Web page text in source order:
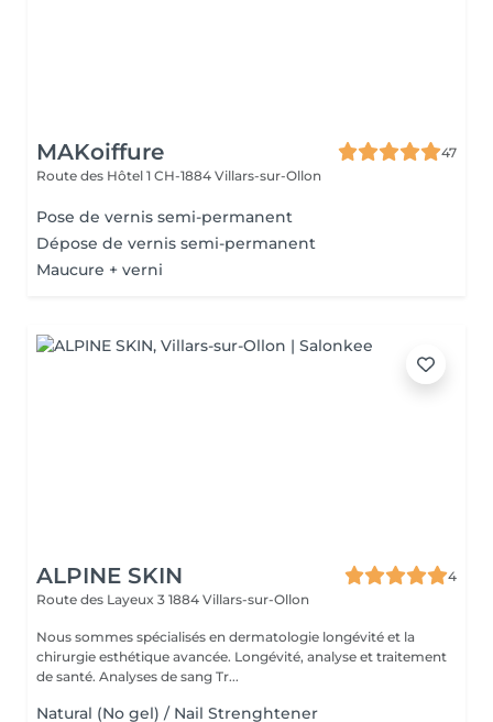
MAKoiffure
47
Route des Hôtel 1 CH-1884 Villars-sur-Ollon
Pose de vernis semi-permanent
Dépose de vernis semi-permanent
Maucure + verni
ALPINE SKIN
4
Route des Layeux 3 1884 Villars-sur-Ollon
Nous sommes spécialisés en dermatologie longévité et la
chirurgie esthétique avancée. Longévité, analyse et traitement
de santé. Analyses de sang Tr...
Natural (No gel) / Nail Strenghtener